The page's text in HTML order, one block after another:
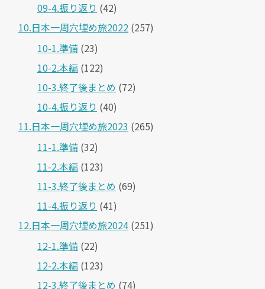
09-4.振り返り (42)
10.日本一周穴埋め旅2022 (257)
10-1.準備 (23)
10-2.本編 (122)
10-3.終了後まとめ (72)
10-4.振り返り (40)
11.日本一周穴埋め旅2023 (265)
11-1.準備 (32)
11-2.本編 (123)
11-3.終了後まとめ (69)
11-4.振り返り (41)
12.日本一周穴埋め旅2024 (251)
12-1.準備 (22)
12-2.本編 (123)
12-3.終了後まとめ (74)